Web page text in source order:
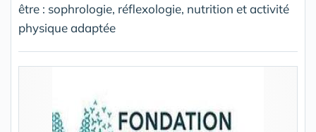
être : sophrologie, réflexologie, nutrition et activité
physique adaptée